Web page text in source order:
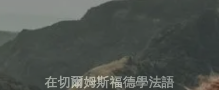
在切爾姆斯福德學法語